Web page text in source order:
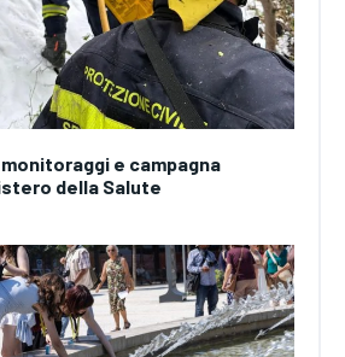
e campagna
della Salute